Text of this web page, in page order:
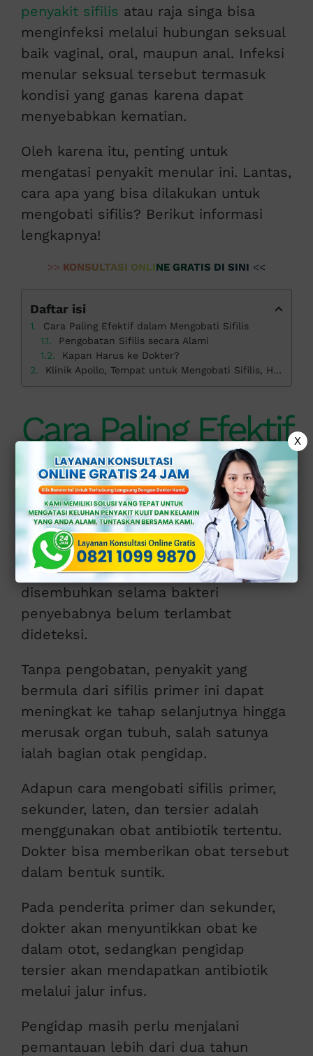
penyakit sifilis atau raja singa bisa
menginfeksi melalui hubungan seksual
baik vaginal, oral, maupun anal. Infeksi
menular seksual tersebut termasuk
kondisi yang ganas karena dapat
menyebabkan kematian.
Oleh karena itu, penting untuk
mengatasi penyakit menular ini. Lantas,
cara apa yang bisa dilakukan untuk
mengobati sifilis? Berikut informasi
lengkapnya!
>> KONSULTASI ONLINE GRATIS DI SINI <<
Daftar isi
Cara Paling Efektif dalam Mengobati Sifilis
Pengobatan Sifilis secara Alami
Kapan Harus ke Dokter?
Klinik Apollo, Tempat untuk Mengobati Sifilis, Harga Terjangkau
Cara Paling Efektif
dalam Mengobati
Sifilis
Sekalipun tergolong sebagai penyakit
yang mematikan, sifilis tetap dapat
disembuhkan selama bakteri
penyebabnya belum terlambat
dideteksi.
Tanpa pengobatan, penyakit yang
bermula dari sifilis primer ini dapat
meningkat ke tahap selanjutnya hingga
merusak organ tubuh, salah satunya
ialah bagian otak pengidap.
Adapun cara mengobati sifilis primer,
sekunder, laten, dan tersier adalah
menggunakan obat antibiotik tertentu.
Dokter bisa memberikan obat tersebut
dalam bentuk suntik.
Pada penderita primer dan sekunder,
dokter akan menyuntikkan obat ke
dalam otot, sedangkan pengidap
tersier akan mendapatkan antibiotik
melalui jalur infus.
Pengidap masih perlu menjalani
pemantauan lebih dari dua tahun
X